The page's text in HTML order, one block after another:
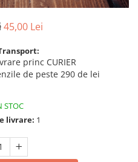
45,00 Lei
princ CURIER
de peste 290 de lei
STOC
livrare: 1